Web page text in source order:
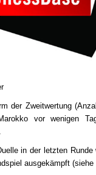
der Zweitwertung
vor wenigen
in der letzten Runde
ausgekämpft (siehe